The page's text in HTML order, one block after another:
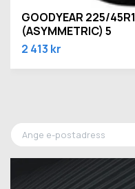
GOODYEAR 225/
(ASYMMETRIC) 5
2 413 kr